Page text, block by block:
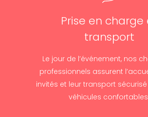
Prise en charge
transport
Le jour de l’événement, nos
professionnels assurent
invités et leur transport
véhicules